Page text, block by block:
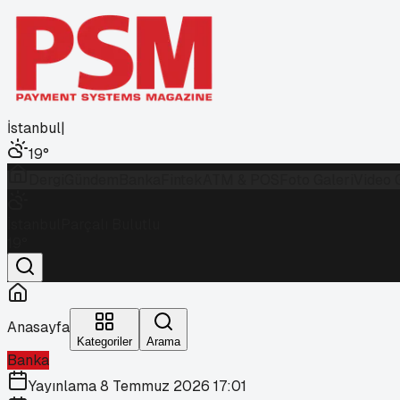
İstanbul|
19°
Anasayfa
Kategoriler Arama
Banka
Yayınlama8 Temmuz 2026 17:01